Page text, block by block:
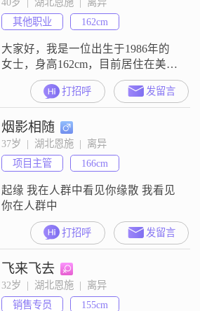
和生活中都希望能找到一份归属
感！
40岁  |  湖北恩施  |  离异
其他职业
162cm
大家好，我是一位出生于1986年的
女士，身高162cm，目前居住在美丽
的武汉。我的月收入在8001到12000
元之间，虽然学历是高中及以下，
但我一直保持着积极向上的生活态
度。我性格温柔体贴，总是愿意倾
听他人的心声，乐于助人。我热爱
生活，乐观积极，无论遇到什么困
难，都能以一颗平和的心去面对。
我独立自信，有自己的生活和兴趣
打招呼 发留言
烟影相随
37岁  |  湖北恩施  |  离异
项目主管
166cm
起缘 我在人群中看见你缘散 我看见
你在人群中
打招呼 发留言
飞来飞去
32岁  |  湖北恩施  |  离异
销售专员
155cm